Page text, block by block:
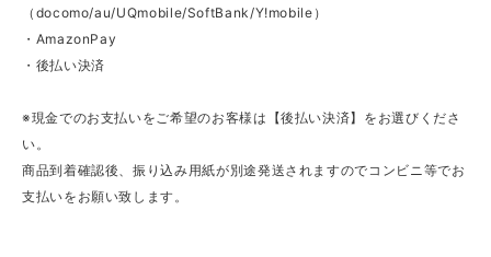
（docomo/au/UQmobile/SoftBank/Y!mobile）
・AmazonPay
・後払い決済
※現金でのお支払いをご希望のお客様は【後払い決済】をお選びくださ
い。
商品到着確認後、振り込み用紙が別途発送されますのでコンビニ等でお
支払いをお願い致します。